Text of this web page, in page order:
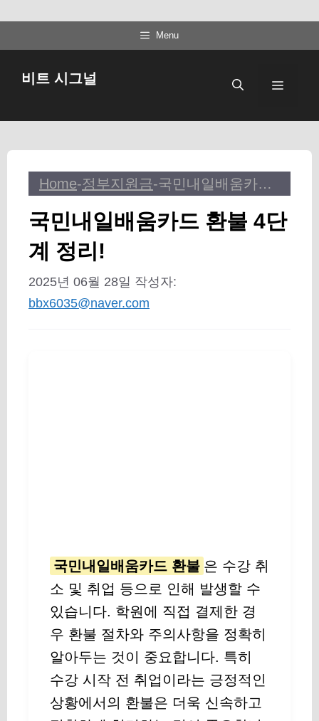
텐
뛰
Menu
비트 시그널 메
Home-정부지원금- 국민내일배움카드 환불 4단계 정리!
국민내일배움카드 환불 4단
계 정리!
2025년 06월 28일 작성자:
bbx6035@naver.com
국민내일배움카드 환불 은 수강 취
소 및 취업 등으로 인해 발생할 수
있습니다. 학원에 직접 결제한 경
우 환불 절차와 주의사항을 정확히
알아두는 것이 중요합니다. 특히
수강 시작 전 취업이라는 긍정적인
상황에서의 환불은 더욱 신속하고